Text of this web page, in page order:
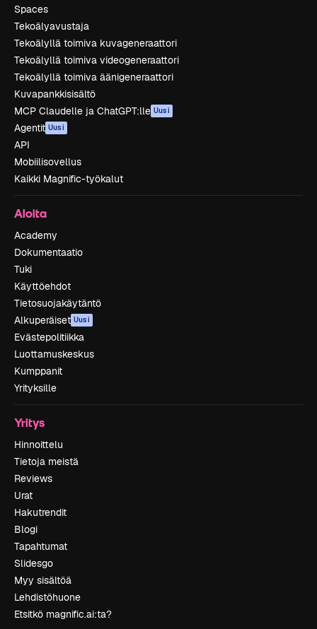
Spaces
Tekoälyavustaja
Tekoälyllä toimiva kuvageneraattori
Tekoälyllä toimiva videogeneraattori
Tekoälyllä toimiva äänigeneraattori
Kuvapankkisisältö
MCP Claudelle ja ChatGPT:lle Uusi
Agentit Uusi
API
Mobiilisovellus
Kaikki Magnific-työkalut
Aloita
Academy
Dokumentaatio
Tuki
Käyttöehdot
Tietosuojakäytäntö
Alkuperäiset Uusi
Evästepolitiikka
Luottamuskeskus
Kumppanit
Yrityksille
Yritys
Hinnoittelu
Tietoja meistä
Reviews
Urat
Hakutrendit
Blogi
Tapahtumat
Slidesgo
Myy sisältöä
Lehdistöhuone
Etsitkö magnific.ai:ta?